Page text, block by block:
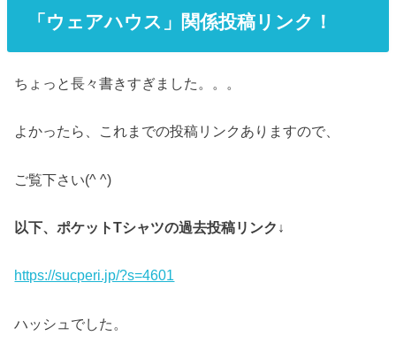
「ウェアハウス」関係投稿リンク！
ちょっと長々書きすぎました。。。
よかったら、これまでの投稿リンクありますので、
ご覧下さい(^ ^)
以下、ポケットTシャツの過去投稿リンク↓
https://sucperi.jp/?s=4601
ハッシュでした。